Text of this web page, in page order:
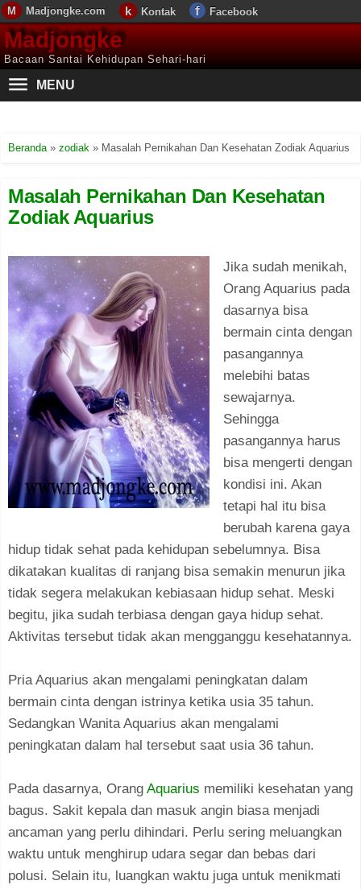
Madjongke.com Kontak Facebook
Madjongke
Bacaan Santai Kehidupan Sehari-hari
MENU
Beranda» zodiak » Masalah Pernikahan Dan Kesehatan Zodiak Aquarius
Masalah Pernikahan Dan Kesehatan
Zodiak Aquarius
Jika sudah menikah,
Orang Aquarius pada
dasarnya bisa
bermain cinta dengan
pasangannya
melebihi batas
sewajarnya.
Sehingga
pasangannya harus
bisa mengerti dengan
kondisi ini. Akan
tetapi hal itu bisa
berubah karena gaya
hidup tidak sehat pada kehidupan sebelumnya. Bisa
dikatakan kualitas di ranjang bisa semakin menurun jika
tidak segera melakukan kebiasaan hidup sehat. Meski
begitu, jika sudah terbiasa dengan gaya hidup sehat.
Aktivitas tersebut tidak akan mengganggu kesehatannya.
Pria Aquarius akan mengalami peningkatan dalam
bermain cinta dengan istrinya ketika usia 35 tahun.
Sedangkan Wanita Aquarius akan mengalami
peningkatan dalam hal tersebut saat usia 36 tahun.
Pada dasarnya, Orang Aquarius memiliki kesehatan yang
bagus. Sakit kepala dan masuk angin biasa menjadi
ancaman yang perlu dihindari. Perlu sering meluangkan
waktu untuk menghirup udara segar dan bebas dari
polusi. Selain itu, luangkan waktu juga untuk menikmati